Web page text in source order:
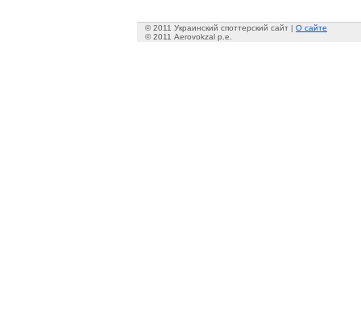
© 2011 Украинский споттерский сайт | О сайте
© 2011 Aerovokzal p.e.